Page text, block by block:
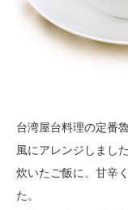
台湾屋台料理の定番
風にアレン
炊いたご飯に、甘辛
た。 ほ